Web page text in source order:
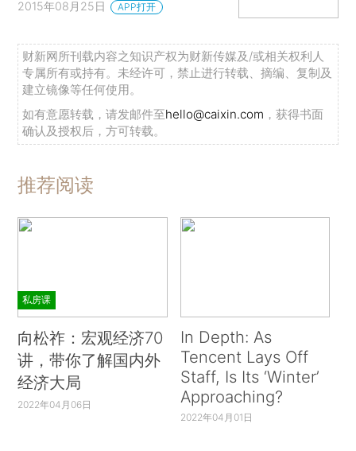
2015年08月25日 APP打开
财新网所刊载内容之知识产权为财新传媒及/或相关权利人
专属所有或持有。未经许可，禁止进行转载、摘编、复制及
建立镜像等任何使用。
如有意愿转载，请发邮件至hello@caixin.com ，获得书面
确认及授权后，方可转载。
推荐阅读
私房课
向松祚：宏观经济70
讲，带你了解国内外
经济大局
2022年04月06日
In Depth: As
Tencent Lays Off
Staff, Is Its ‘Winter’
Approaching?
2022年04月01日